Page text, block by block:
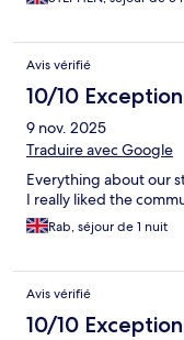
Avis vérifié
10/10
9 nov. 2025
Traduire avec Google
Everything about our
I really liked the
Rab, séjour de 1 nuit
Avis vérifié
10/10